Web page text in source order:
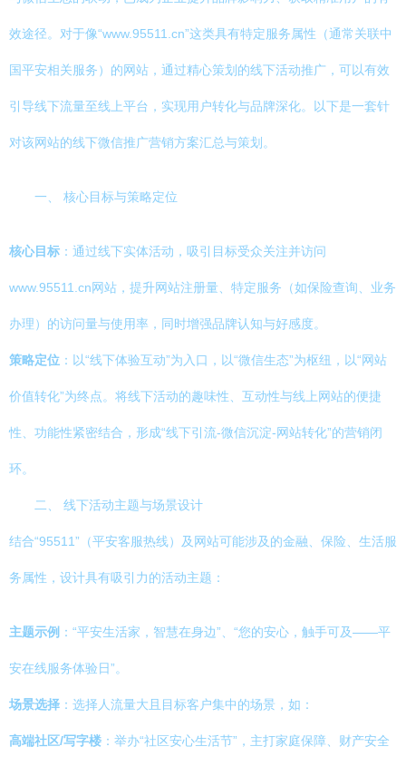
效途径。对于像“www.95511.cn”这类具有特定服务属性（通常关联中
国平安相关服务）的网站，通过精心策划的线下活动推广，可以有效
引导线下流量至线上平台，实现用户转化与品牌深化。以下是一套针
对该网站的线下微信推广营销方案汇总与策划。
一、 核心目标与策略定位
核心目标 ：通过线下实体活动，吸引目标受众关注并访问
www.95511.cn网站，提升网站注册量、特定服务（如保险查询、业务
办理）的访问量与使用率，同时增强品牌认知与好感度。
策略定位 ：以“线下体验互动”为入口，以“微信生态”为枢纽，以“网站
价值转化”为终点。将线下活动的趣味性、互动性与线上网站的便捷
性、功能性紧密结合，形成“线下引流-微信沉淀-网站转化”的营销闭
环。
二、 线下活动主题与场景设计
结合“95511”（平安客服热线）及网站可能涉及的金融、保险、生活服
务属性，设计具有吸引力的活动主题：
主题示例 ：“平安生活家，智慧在身边”、“您的安心，触手可及——平
安在线服务体验日”。
场景选择 ：选择人流量大且目标客户集中的场景，如：
高端社区/写字楼 ：举办“社区安心生活节”，主打家庭保障、财产安全